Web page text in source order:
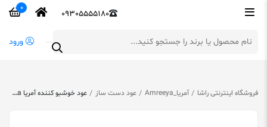
09305555180
0
ورود
فروشگاه اینترنتی راشا آمریا_Amreeya عود دست ساز عود خوشبو کننده آمریا Amreeya مدل بلک مامبا Black Mamba